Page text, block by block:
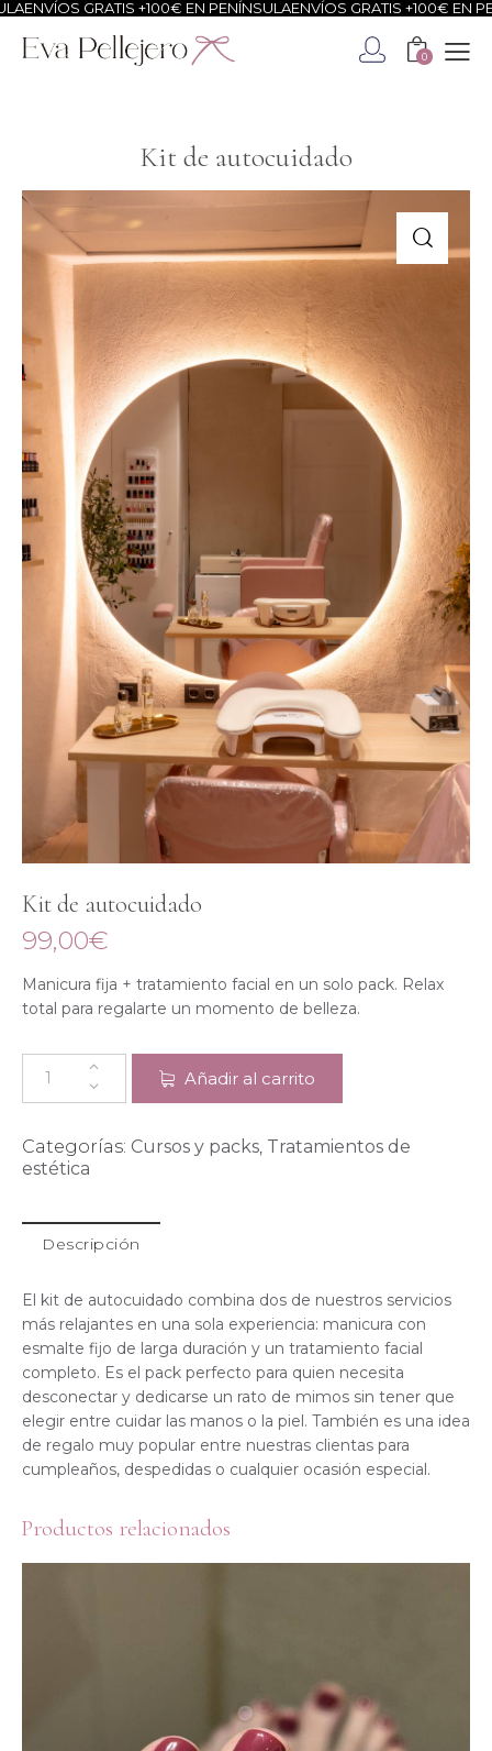
GRATIS +100€ EN PENÍNSULAENVÍOS GRATIS +100€ EN
0
Kit de autocuidado
Kit de autocuidado
99,00€
Manicura fija + tratamiento facial en un solo pack. Relax
total para regalarte un momento de belleza.
Añadir al carrito
Categorías: Cursos y packs, Tratamientos de
estética
Descripción
El kit de autocuidado combina dos de nuestros servicios
más relajantes en una sola experiencia: manicura con
esmalte fijo de larga duración y un tratamiento facial
completo. Es el pack perfecto para quien necesita
desconectar y dedicarse un rato de mimos sin tener que
elegir entre cuidar las manos o la piel. También es una idea
de regalo muy popular entre nuestras clientas para
cumpleaños, despedidas o cualquier ocasión especial.
Productos relacionados